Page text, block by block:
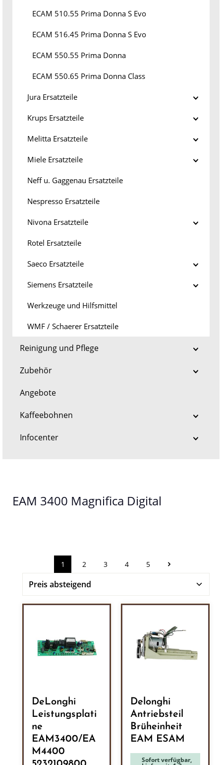
ECAM 510.55 Prima Donna S Evo
ECAM 516.45 Prima Donna S Evo
ECAM 550.55 Prima Donna
ECAM 550.65 Prima Donna Class
Jura Ersatzteile
Krups Ersatzteile
Melitta Ersatzteile
Miele Ersatzteile
Neff u. Gaggenau Ersatzteile
Nespresso Ersatzteile
Nivona Ersatzteile
Rotel Ersatzteile
Saeco Ersatzteile
Siemens Ersatzteile
Werkzeuge und Hilfsmittel
WMF / Schaerer Ersatzteile
Reinigung und Pflege
Zubehör
Angebote
Kaffeebohnen
Infocenter
EAM 3400 Magnifica Digital
Seite
1 Seite
2 Seite
3 Seite
4 Seite
5
DeLonghi
Leistungsplati
ne
EAM3400/EA
M4400
Delonghi
Antriebsteil
Brüheinheit
EAM ESAM
Sofort verfügbar,